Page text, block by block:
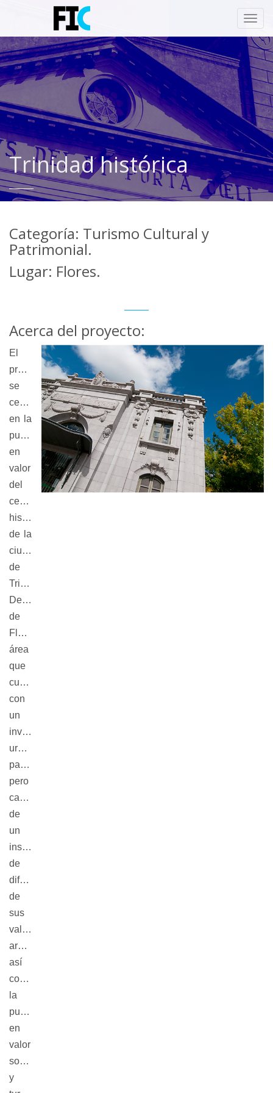
Trinidad histórica
Categoría: Turismo Cultural y
Patrimonial.
Lugar: Flores.
Acerca del proyecto:
El
proyecto
se
centra
en la
puesta
en
valor
del
centro
histórico
de la
ciudad
de
Trinidad,
Departamento
de
Flores,
área
que
cuenta
con
un
inventario
urbano-
patrimonial,
pero
carece
de
un
instrumento
de
difusión
de
sus
valores
arquitectónicos,
así
como
la
puesta
en
valor
social
y